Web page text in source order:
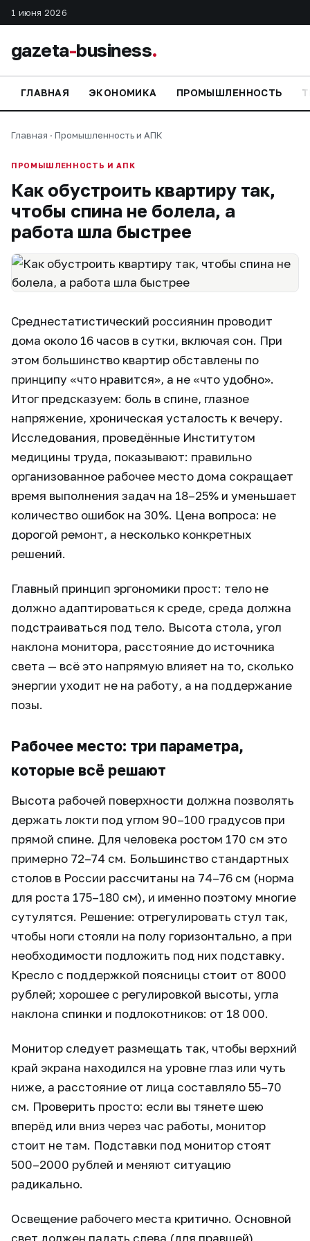
1 июня 2026
gazeta-business.
ГЛАВНАЯ ЭКОНОМИКА ПРОМЫШЛЕННОСТЬ
Главная · Промышленность и АПК
ПРОМЫШЛЕННОСТЬ И АПК
Как обустроить квартиру так,
чтобы спина не болела, а
работа шла быстрее
Среднестатистический россиянин проводит
дома около 16 часов в сутки, включая сон. При
этом большинство квартир обставлены по
принципу «что нравится», а не «что удобно».
Итог предсказуем: боль в спине, глазное
напряжение, хроническая усталость к вечеру.
Исследования, проведённые Институтом
медицины труда, показывают: правильно
организованное рабочее место дома сокращает
время выполнения задач на 18–25% и уменьшает
количество ошибок на 30%. Цена вопроса: не
дорогой ремонт, а несколько конкретных
решений.
Главный принцип эргономики прост: тело не
должно адаптироваться к среде, среда должна
подстраиваться под тело. Высота стола, угол
наклона монитора, расстояние до источника
света — всё это напрямую влияет на то, сколько
энергии уходит не на работу, а на поддержание
позы.
Рабочее место: три параметра,
которые всё решают
Высота рабочей поверхности должна позволять
держать локти под углом 90–100 градусов при
прямой спине. Для человека ростом 170 см это
примерно 72–74 см. Большинство стандартных
столов в России рассчитаны на 74–76 см (норма
для роста 175–180 см), и именно поэтому многие
сутулятся. Решение: отрегулировать стул так,
чтобы ноги стояли на полу горизонтально, а при
необходимости подложить под них подставку.
Кресло с поддержкой поясницы стоит от 8000
рублей; хорошее с регулировкой высоты, угла
наклона спинки и подлокотников: от 18 000.
Монитор следует размещать так, чтобы верхний
край экрана находился на уровне глаз или чуть
ниже, а расстояние от лица составляло 55–70
см. Проверить просто: если вы тянете шею
вперёд или вниз через час работы, монитор
стоит не там. Подставки под монитор стоят
500–2000 рублей и меняют ситуацию
радикально.
Освещение рабочего места критично. Основной
свет должен падать слева (для правшей),